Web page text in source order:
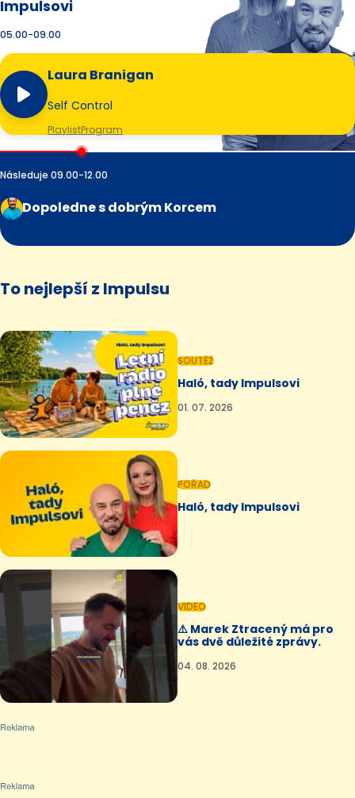
Impulsovi
05.00-09.00
Laura Branigan
Self Control
PlaylistProgram
Následuje 09.00-12.00
Dopoledne s dobrým Korcem
To nejlepší z Impulsu
SOUTĚŽ
Haló, tady Impulsovi
01. 07. 2026
POŘAD
Haló, tady Impulsovi
VIDEO
⚠️ Marek Ztracený má pro
vás dvě důležité zprávy.
04. 08. 2026